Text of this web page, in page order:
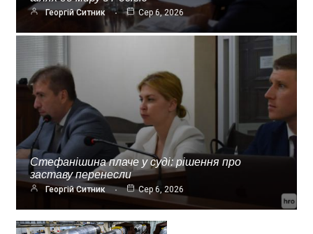
Георгій Ситник Сер 6, 2026
Стефанішина плаче у суді: рішення про
заставу перенесли
Георгій Ситник Сер 6, 2026